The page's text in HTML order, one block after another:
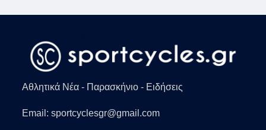
Αθλητικά Νέα - Παρασκήνιο - Ειδήσεις
Email: sportcyclesgr@gmail.com